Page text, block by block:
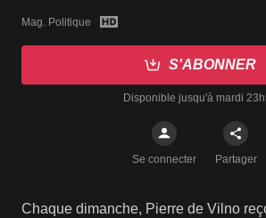
Mag. Politique
S'ABONNER
Disponible jusqu'à mardi
Se connecter Partager
Chaque dimanche, Pierre de Vilno